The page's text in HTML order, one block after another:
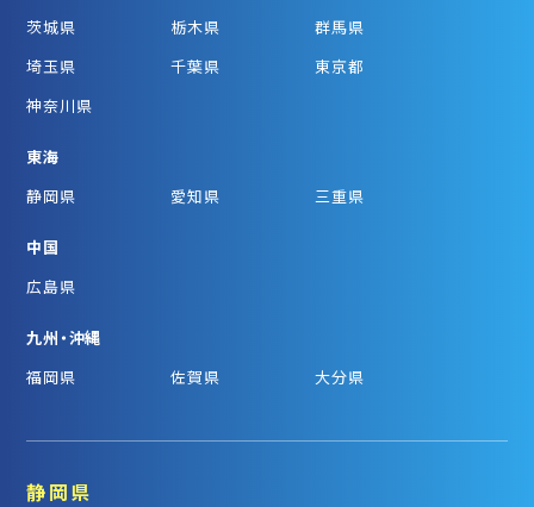
茨城県
栃木県
群馬県
埼玉県
千葉県
東京都
神奈川県
東海
静岡県
愛知県 三重県
中国
広島県
九州・沖縄
福岡県
佐賀県 大分県
静岡県